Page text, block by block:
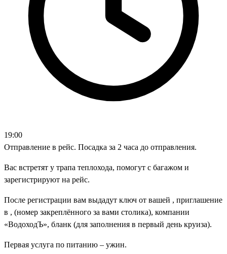
19:00
Отправление в рейс. Посадка за 2 часа до отправления.
Вас встретят у трапа теплохода, помогут с багажом и
зарегистрируют на рейс.
После регистрации вам выдадут ключ от вашей , приглашение
в , (номер закреплённого за вами столика), компании
«ВодоходЪ», бланк (для заполнения в первый день круиза).
Первая услуга по питанию – ужин.